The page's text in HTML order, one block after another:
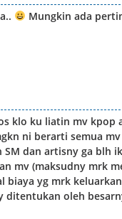
Mungkin ada
klo ku liatin mv
ni berarti semua mv
dan artisny ga blh
mv (maksudny mrk
biaya yg mrk
oleh